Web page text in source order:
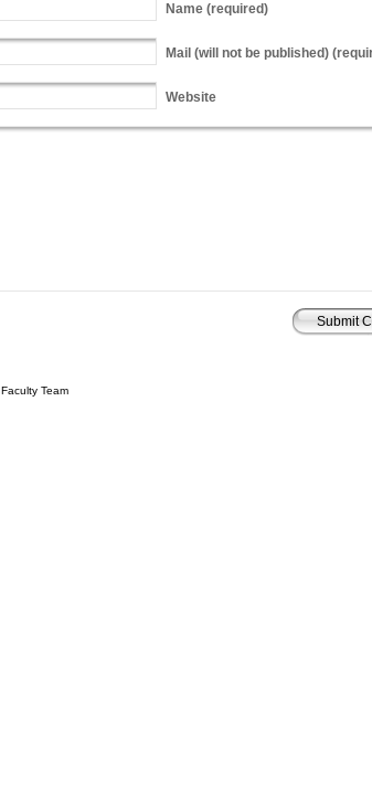
Name(required)
Mail (will not be published)
Website
Faculty Team, supported by